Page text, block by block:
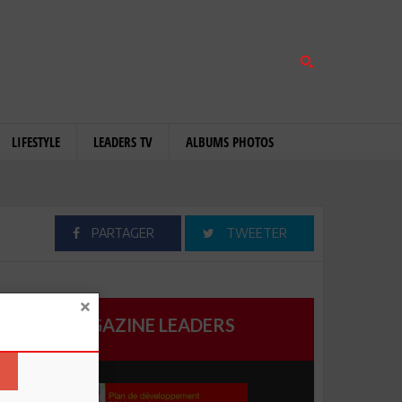
LIFESTYLE LEADERS TV ALBUMS PHOTOS
PARTAGER TWEETER
MAGAZINE LEADERS